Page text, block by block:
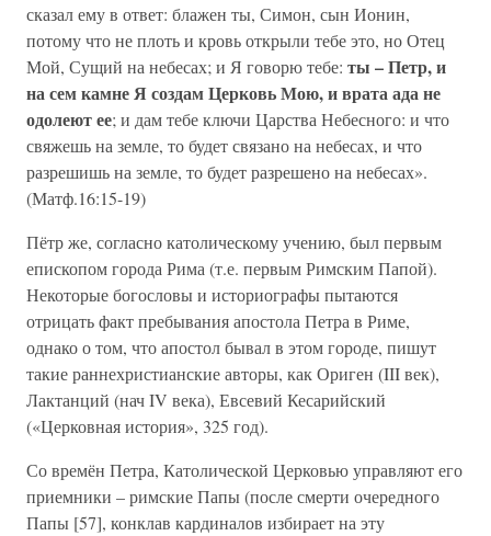
сказал ему в ответ: блажен ты, Симон, сын Ионин,
потому что не плоть и кровь открыли тебе это, но Отец
Мой, Сущий на небесах; и Я говорю тебе: ты – Петр, и
на сем камне Я создам Церковь Мою, и врата ада не
одолеют ее; и дам тебе ключи Царства Небесного: и что
свяжешь на земле, то будет связано на небесах, и что
разрешишь на земле, то будет разрешено на небесах».
(Матф.16:15-19)
Пётр же, согласно католическому учению, был первым
епископом города Рима (т.е. первым Римским Папой).
Некоторые богословы и историографы пытаются
отрицать факт пребывания апостола Петра в Риме,
однако о том, что апостол бывал в этом городе, пишут
такие раннехристианские авторы, как Ориген (III век),
Лактанций (нач IV века), Евсевий Кесарийский
(«Церковная история», 325 год).
Со времён Петра, Католической Церковью управляют его
приемники – римские Папы (после смерти очередного
Папы [57], конклав кардиналов избирает на эту